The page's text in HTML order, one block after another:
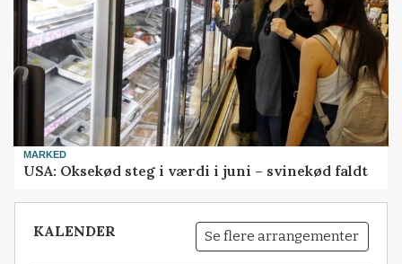
MARKED
USA: Oksekød steg i værdi i juni – svinekød faldt
KALENDER Se flere arrangementer